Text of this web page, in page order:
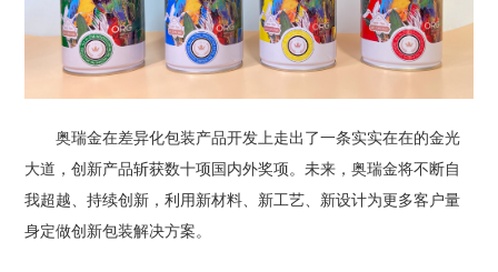
奥瑞金在差异化包装产品开发上走出了一条实实在在的金光
大道，创新产品斩获数十项国内外奖项。未来，奥瑞金将不断自
我超越、持续创新，利用新材料、新工艺、新设计为更多客户量
身定做创新包装解决方案。